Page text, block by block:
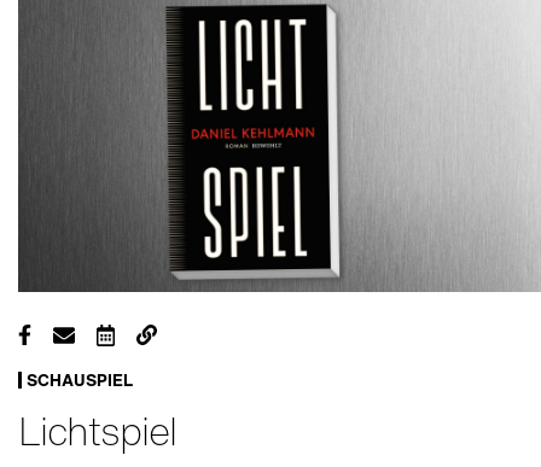
SCHAUSPIEL
Lichtspiel